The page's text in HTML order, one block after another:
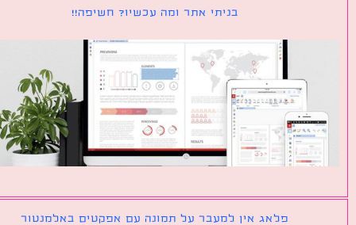
בניתי אתר ומה עכשיו? חשיפה!!
פלאג אין למעבר על תמונה עם אפקטים באלמנטור